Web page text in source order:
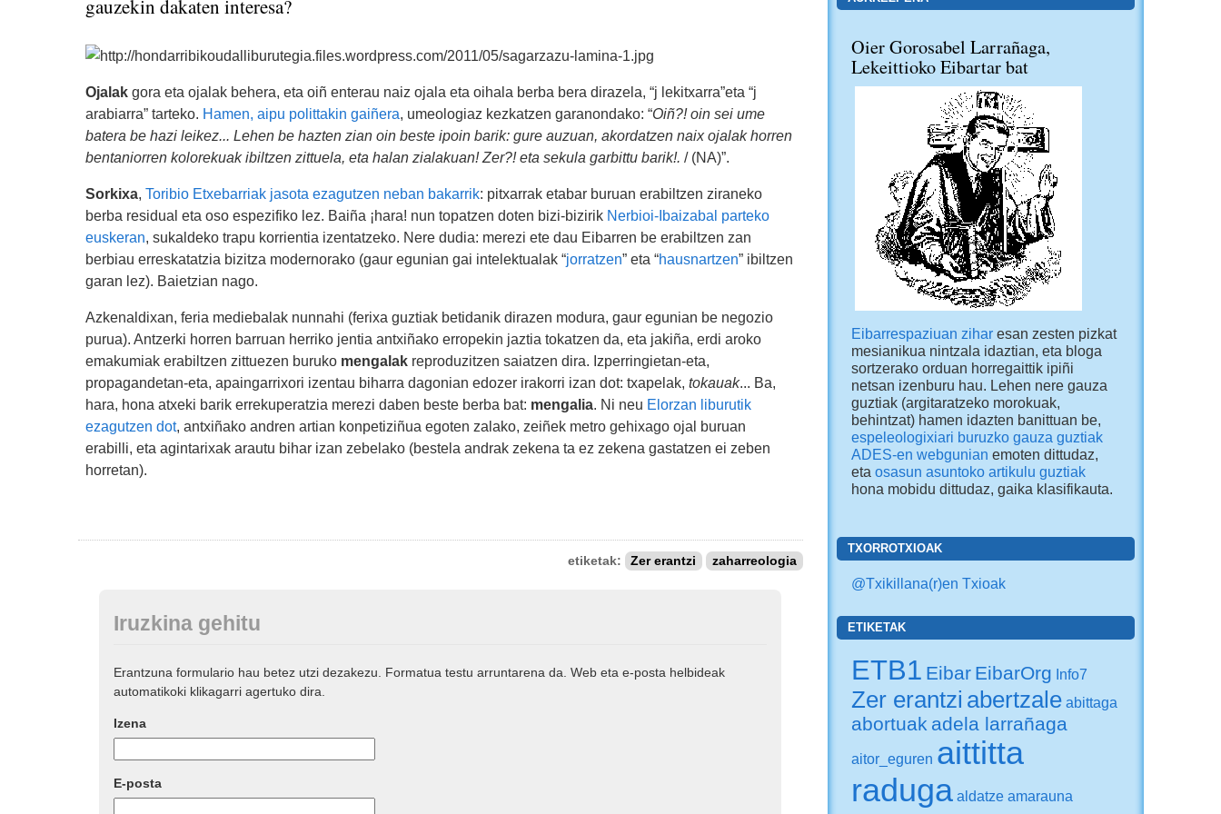
gauzekin dakaten interesa?
Ojalakgora eta ojalak behera, eta oiñ enterau naiz ojala eta oihala berba bera dirazela, “j lekitxarra”eta “j
arabiarra” tarteko. Hamen, aipu polittakin gaiñera, umeologiaz kezkatzen garanondako: “Oiñ?! oin sei ume
batera be hazi leikez... Lehen be hazten zian oin beste ipoin barik: gure auzuan, akordatzen naix ojalak horren
bentaniorren kolorekuak ibiltzen zittuela, eta halan zialakuan! Zer?! eta sekula garbittu barik!. / (NA)”.
Sorkixa, Toribio Etxebarriak jasota ezagutzen neban bakarrik: pitxarrak etabar buruan erabiltzen ziraneko
berba residual eta oso espezifiko lez. Baiña ¡hara! nun topatzen doten bizi-bizirik Nerbioi-Ibaizabal parteko
euskeran, sukaldeko trapu korrientia izentatzeko. Nere dudia: merezi ete dau Eibarren be erabiltzen zan
berbiau erreskatatzia bizitza modernorako (gaur egunian gai intelektualak “jorratzen” eta “hausnartzen” ibiltzen
garan lez). Baietzian nago.
Azkenaldixan, feria mediebalak nunnahi (ferixa guztiak betidanik dirazen modura, gaur egunian be negozio
purua). Antzerki horren barruan herriko jentia antxiñako erropekin jaztia tokatzen da, eta jakiña, erdi aroko
emakumiak erabiltzen zittuezen buruko mengalakreproduzitzen saiatzen dira. Izperringietan-eta,
propagandetan-eta, apaingarrixori izentau biharra dagonian edozer irakorri izan dot: txapelak, tokauak... Ba,
hara, hona atxeki barik errekuperatzia merezi daben beste berba bat: mengalia. Ni neu Elorzan liburutik
ezagutzen dot, antxiñako andren artian konpetiziñua egoten zalako, zeiñek metro gehixago ojal buruan
erabilli, eta agintarixak arautu bihar izan zebelako (bestela andrak zekena ta ez zekena gastatzen ei zeben
horretan).
etiketak: Zer erantzi zaharreologia
Iruzkina gehitu
Erantzuna formulario hau betez utzi dezakezu. Formatua testu arruntarena da. Web eta e-posta helbideak
automatikoki klikagarri agertuko dira.
Izena
E-posta
Oier Gorosabel Larrañaga,
Lekeittioko Eibartar bat
Eibarrespaziuan ziharesan zesten pizkat
mesianikua nintzala idaztian, eta bloga
sortzerako orduan horregaittik ipiñi
netsan izenburu hau. Lehen nere gauza
guztiak (argitaratzeko morokuak,
behintzat) hamen idazten banittuan be,
espeleologixiari buruzko gauza guztiak
ADES-en webgunian emoten dittudaz,
eta osasun asuntoko artikulu guztiak
hona mobidu dittudaz, gaika klasifikauta.
TXORROTXIOAK
@Txikillana(r)en Txioak
ETIKETAK
ETB1 Eibar EibarOrg Info7
Zer erantzi abertzale abittaga
abortuak adela larrañaga
aitor_eguren aittitta
raduga aldatze amarauna